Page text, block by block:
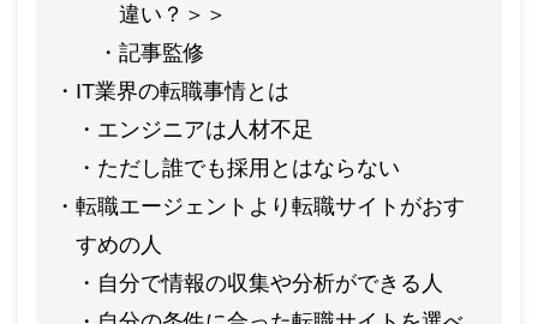
違い？＞＞
記事監修
IT業界の転職事情とは
エンジニアは人材不足
ただし誰でも採用とはならない
転職エージェントより転職サイトがおす
すめの人
自分で情報の収集や分析ができる人